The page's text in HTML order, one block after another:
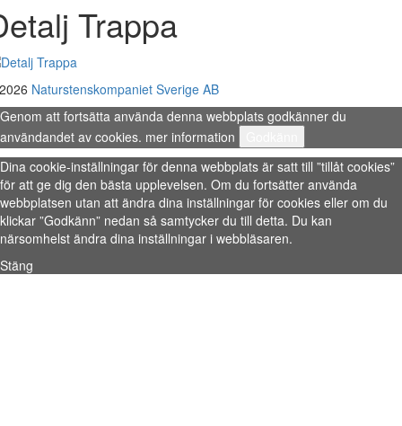
Trappa
Naturstenskompaniet Sverige AB
Genom att fortsätta använda denna webbplats godkänner du
användandet av cookies. mer information
Dina cookie-inställningar för denna webbplats är satt till ”tillåt cookies”
för att ge dig den bästa upplevelsen. Om du fortsätter använda
webbplatsen utan att ändra dina inställningar för cookies eller om du
klickar ”Godkänn” nedan så samtycker du till detta. Du kan
närsomhelst ändra dina inställningar i webbläsaren.
Stäng